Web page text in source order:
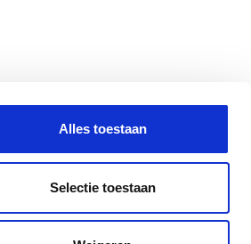
Alles toestaan
Selectie toestaan